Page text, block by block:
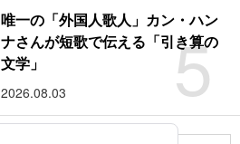
5
唯一の「外国人歌人」カン・ハン
ナさんが短歌で伝える「引き算の
文学」
2026.08.03